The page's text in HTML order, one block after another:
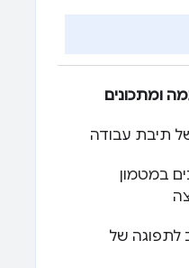
ומתכונים
תיבת עבודה
במטמון
לתפוגה של